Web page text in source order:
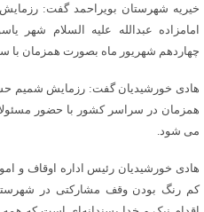
خیریه شهرستان بویراحمد گفت:
امامزاده عبدالله علیه السلام شهر
چهاردهم شهریور ماه بصورت همزمان با
هادی خورشیدیان گفت: رزمایش شمیم
همزمان در سراسر کشور با حضور
می شود.
هادی خورشیدیان رئیس اداره اوقاف و
کم رنگ بودن وقف مشارکتی در